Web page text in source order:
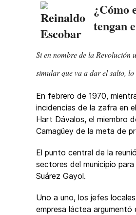
¿Cómo
tengan
Si en nombre de la Revolución
simular que va a dar el salto,
En febrero de 1970,
incidencias de la zafra en
Hart Dávalos, el miembro
Camagüey de la meta de
El punto central de la
sectores del municipio
Suárez Gayol.
Uno a uno, los jefes
empresa láctea argumentó